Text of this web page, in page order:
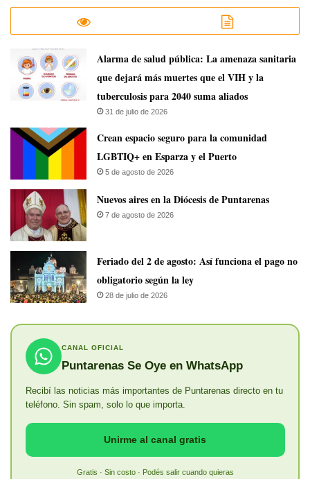
​Alarma de salud pública: La amenaza sanitaria
que dejará más muertes que el VIH y la
tuberculosis para 2040 suma aliados
31 de julio de 2026
Crean espacio seguro para la comunidad
LGBTIQ+ en Esparza y el Puerto
5 de agosto de 2026
​Nuevos aires en la Diócesis de Puntarenas
7 de agosto de 2026
Feriado del 2 de agosto: Así funciona el pago no
obligatorio según la ley
28 de julio de 2026
CANAL OFICIAL
Puntarenas Se Oye en WhatsApp
Recibí las noticias más importantes de Puntarenas directo en tu
teléfono. Sin spam, solo lo que importa.
Unirme al canal gratis
Gratis · Sin costo · Podés salir cuando quieras